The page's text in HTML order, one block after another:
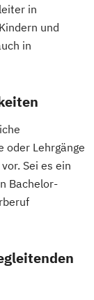
in
und
in
oder Lehrgänge
Sei es ein
Bachelor-